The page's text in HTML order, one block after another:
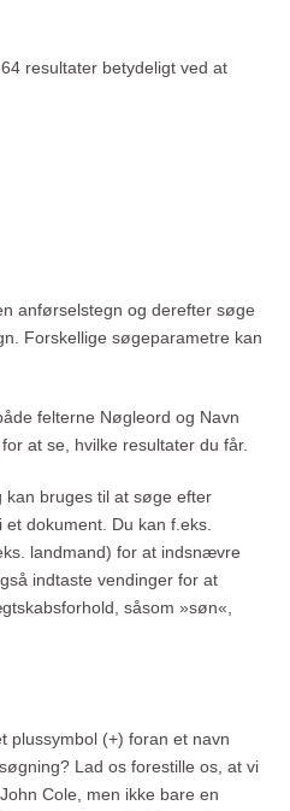
resultater betydeligt ved at
anførselstegn og derefter søge
Forskellige søgeparametre kan
felterne Nøgleord og Navn
at se, hvilke resultater du får.
kan bruges til at søge efter
dokument. Du kan f.eks.
landmand) for at indsnævre
indtaste vendinger for at
såsom »søn«,
plussymbol (+) foran et navn
Lad os forestille os, at vi
Cole, men ikke bare en